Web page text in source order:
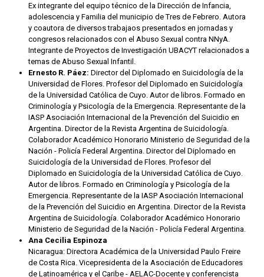
Ex integrante del equipo técnico de la Dirección de Infancia,
adolescencia y Familia del municipio de Tres de Febrero. Autora
y coautora de diversos trabajaos presentados en jornadas y
congresos relacionados con el Abuso Sexual contra NNyA.
Integrante de Proyectos de Investigación UBACYT relacionados a
temas de Abuso Sexual Infantil.
Ernesto R. Páez: Director del Diplomado en Suicidología de la
Universidad de Flores. Profesor del Diplomado en Suicidología
de la Universidad Católica de Cuyo. Autor de libros. Formado en
Criminología y Psicología de la Emergencia. Representante de la
IASP Asociación Internacional de la Prevención del Suicidio en
Argentina. Director de la Revista Argentina de Suicidología.
Colaborador Académico Honorario Ministerio de Seguridad de la
Nación - Policía Federal Argentina. Director del Diplomado en
Suicidología de la Universidad de Flores. Profesor del
Diplomado en Suicidología de la Universidad Católica de Cuyo.
Autor de libros. Formado en Criminología y Psicología de la
Emergencia. Representante de la IASP Asociación Internacional
de la Prevención del Suicidio en Argentina. Director de la Revista
Argentina de Suicidología. Colaborador Académico Honorario
Ministerio de Seguridad de la Nación - Policía Federal Argentina.
Ana Cecilia Espinoza
Nicaragua: Directora Académica de la Universidad Paulo Freire
de Costa Rica. Vicepresidenta de la Asociación de Educadores
de Latinoamérica y el Caribe - AELAC-Docente y conferencista